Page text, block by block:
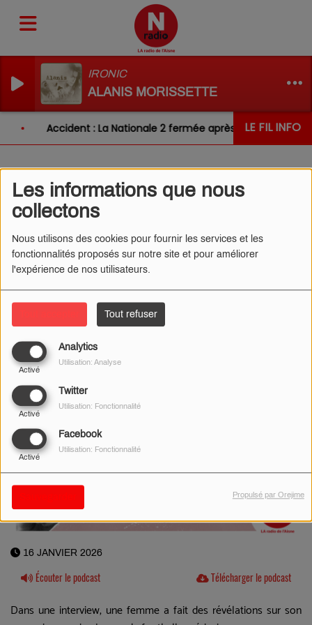
Les informations que nous
collectons
Nous utilisons des cookies pour fournir les services et les
fonctionnalités proposés sur notre site et pour améliorer
l'expérience de nos utilisateurs.
Tout refuser
Analytics
Activé
Utilisation: Analyse
Twitter
Activé
Utilisation: Fonctionnalité
Facebook
Activé
Utilisation: Fonctionnalité
Propulsé par Orejime
IRONIC
ALANIS MORISSETTE
LE FIL INFO
Accident : La Nationale 2 fermée après un choc entre
L'ŒIL DE CÉDRIC 16/01/2026
- RÉVÉLATIONS SUR SON
EX
16 JANVIER 2026
Écouter le podcast Télécharger le podcast
Dans une interview, une femme a fait des révélations sur son